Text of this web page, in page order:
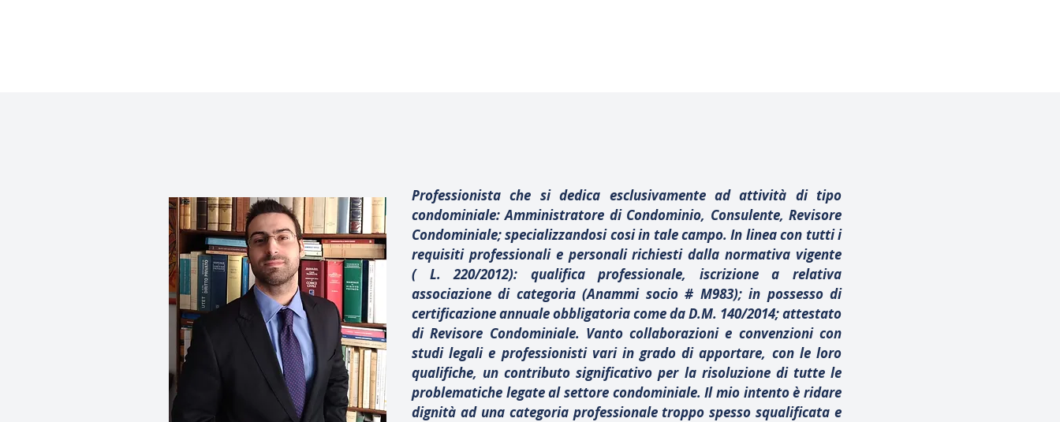
Professionista che si dedica esclusivamente ad attività di tipo
condominiale: Amministratore di Condominio, Consulente, Revisore
Condominiale; specializzandosi cosi in tale campo. In linea con tutti i
requisiti professionali e personali richiesti dalla normativa vigente
(L. 220/2012): qualifica professionale, iscrizione a relativa
associazione di categoria (Anammi socio # M983); in possesso di
certificazione annuale obbligatoria come da D.M. 140/2014; attestato
di Revisore Condominiale. Vanto collaborazioni e convenzioni con
studi legali e professionisti vari in grado di apportare, con le loro
qualifiche, un contributo significativo per la risoluzione di tutte le
problematiche legate al settore condominiale. Il mio intento è ridare
dignità ad una categoria professionale troppo spesso squalificata e